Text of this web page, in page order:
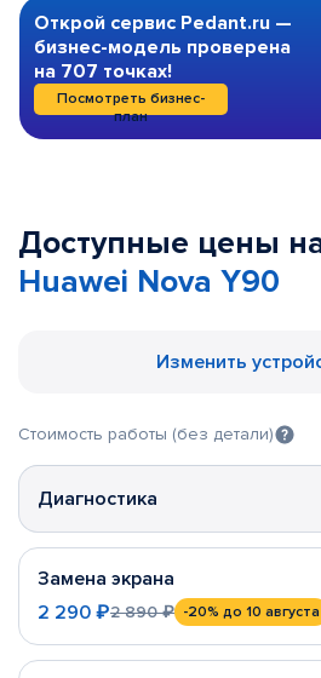
Открой сервис Pedant.ru —
бизнес-модель проверена
на 707 точках!
Посмотреть бизнес-
план
Доступные цены
Huawei Nova Y90
Изменить
Стоимость работы (без детали)
Диагностика
Замена экрана
2 290 ₽2 890 ₽ -20% до 10 августа